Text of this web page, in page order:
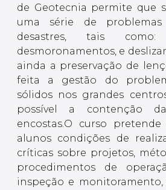
de Geotecnia permite que
uma série de problemas
desastres, tais como:
desmoronamentos, e
ainda a preservação de
feita a gestão do
sólidos nos grandes
possível a contenção
encostas.O curso
alunos condições de
críticas sobre projetos,
procedimentos de
inspeção e